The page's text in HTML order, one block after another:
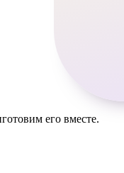
его вместе.